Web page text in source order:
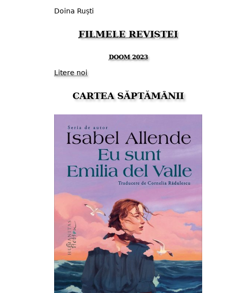
Doina Ruști
FILMELE REVISTEI
DOOM 2023
Litere noi
CARTEA SĂPTĂMÂNII